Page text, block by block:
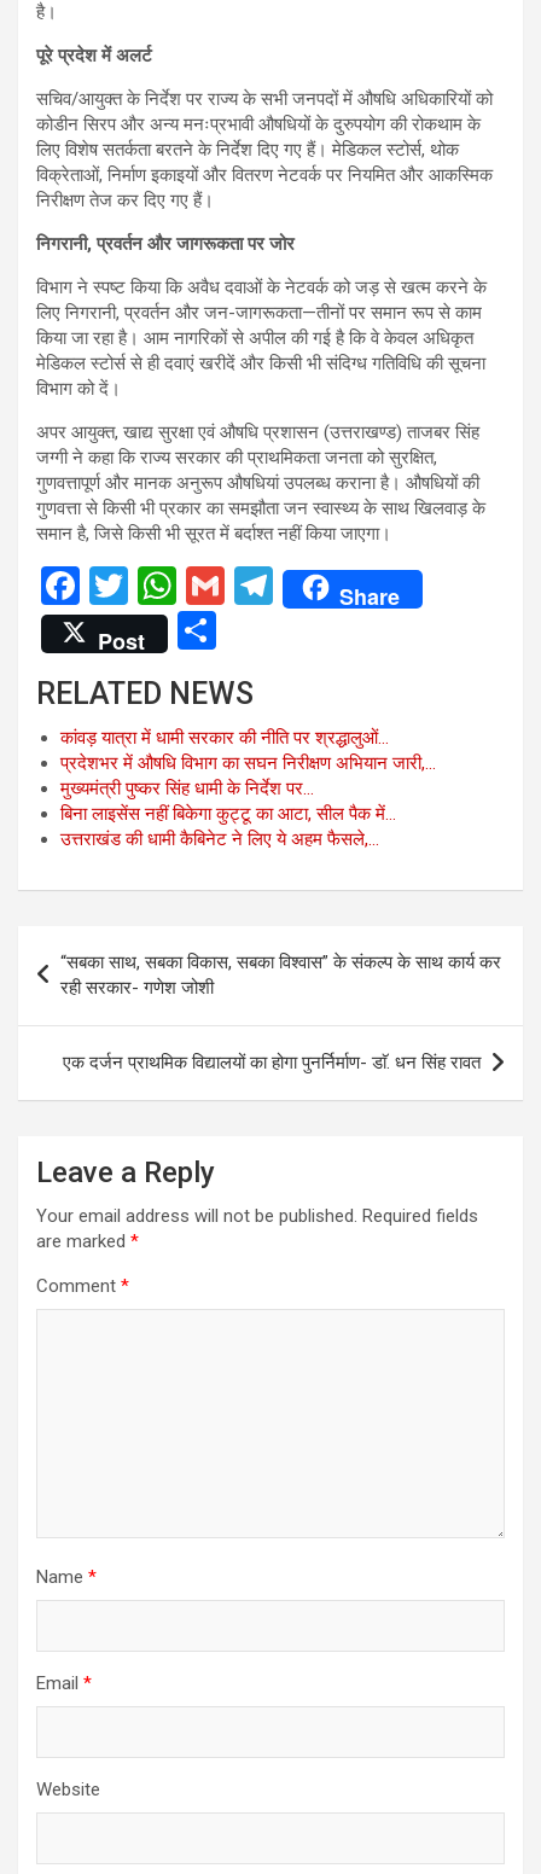
है।
पूरे प्रदेश में अलर्ट
सचिव/आयुक्त के निर्देश पर राज्य के सभी जनपदों में औषधि अधिकारियों को
कोडीन सिरप और अन्य मनःप्रभावी औषधियों के दुरुपयोग की रोकथाम के
लिए विशेष सतर्कता बरतने के निर्देश दिए गए हैं। मेडिकल स्टोर्स, थोक
विक्रेताओं, निर्माण इकाइयों और वितरण नेटवर्क पर नियमित और आकस्मिक
निरीक्षण तेज कर दिए गए हैं।
निगरानी, प्रवर्तन और जागरूकता पर जोर
विभाग ने स्पष्ट किया कि अवैध दवाओं के नेटवर्क को जड़ से खत्म करने के
लिए निगरानी, प्रवर्तन और जन-जागरूकता—तीनों पर समान रूप से काम
किया जा रहा है। आम नागरिकों से अपील की गई है कि वे केवल अधिकृत
मेडिकल स्टोर्स से ही दवाएं खरीदें और किसी भी संदिग्ध गतिविधि की सूचना
विभाग को दें।
अपर आयुक्त, खाद्य सुरक्षा एवं औषधि प्रशासन (उत्तराखण्ड) ताजबर सिंह
जग्गी ने कहा कि राज्य सरकार की प्राथमिकता जनता को सुरक्षित,
गुणवत्तापूर्ण और मानक अनुरूप औषधियां उपलब्ध कराना है। औषधियों की
गुणवत्ता से किसी भी प्रकार का समझौता जन स्वास्थ्य के साथ खिलवाड़ के
समान है, जिसे किसी भी सूरत में बर्दाश्त नहीं किया जाएगा।
F
a
ce
b
o
o
k
T
wi
tt
er
W
h
at
s
A
p
p
G
T
a
m
Share
Post
h
ar
e
RELATED NEWS
कांवड़ यात्रा में धामी सरकार की नीति पर श्रद्धालुओं…
प्रदेशभर में औषधि विभाग का सघन निरीक्षण अभियान जारी,…
मुख्यमंत्री पुष्कर सिंह धामी के निर्देश पर…
बिना लाइसेंस नहीं बिकेगा कुट्टू का आटा, सील पैक में…
उत्तराखंड की धामी कैबिनेट ने लिए ये अहम फैसले,…
navigation
“सबका साथ, सबका विकास, सबका विश्वास” के संकल्प के साथ कार्य कर
रही सरकार- गणेश जोशी
एक दर्जन प्राथमिक विद्यालयों का होगा पुनर्निर्माण- डाॅ. धन सिंह रावत
Leave a Reply
Your email address will not be published. Required fields
are marked *
Comment *
Name *
Email *
Website